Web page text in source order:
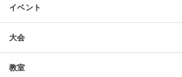
イベント
大会
教室